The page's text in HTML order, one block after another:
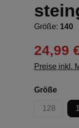
Größe: 140
24,99
Preise inkl.
Größe
128
(Diese